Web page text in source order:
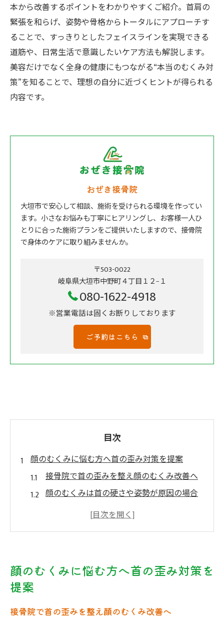
本から改善するポイントをわかりやすくご紹介。首肩の
緊張を和らげ、姿勢や骨格からトータルにアプローチす
ることで、すっきりとしたフェイスラインを実現できる
道筋や、日常生活で意識したいケア方法も解説します。
美容だけでなく全身の健康にもつながる“本当のむくみ対
策”を知ることで、理想の自分に近づくヒントが得られる
内容です。
おぜき接骨院
大垣市で安心して相談、施術を受けられる環境を作ってい
ます。小さなお悩みも丁寧にヒアリングし、お客様一人ひ
とりに合った施術プランをご提供いたしますので、接骨院
で身体のケアに取り組みませんか。
〒503-0022
岐阜県大垣市中野町４丁目１２−１
080-1622-4918
※営業電話は固くお断りしております
ご予約はこちら
目次
顔のむくみに悩む方へ首の歪み対策を提案
接骨院で首の歪みを整え顔のむくみ改善へ
顔のむくみは首の硬さや姿勢が原因の場合
係
法
顔のむくみに悩む方へ首の歪み対策を
提案
接骨院で首の歪みを整え顔のむくみ改善へ